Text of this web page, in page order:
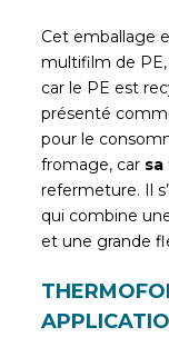
Cet emballage
multifilm de
car le PE est
présenté
pour le
fromage, car
refermeture. Il
qui combine
et une grande